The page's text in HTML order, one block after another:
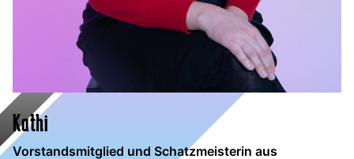
Kathi
Vorstandsmitglied und Schatzmeisterin aus